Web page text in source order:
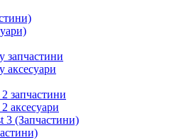
запчастини
аксесуари
запчастини
аксесуари
3 (Запчастини)